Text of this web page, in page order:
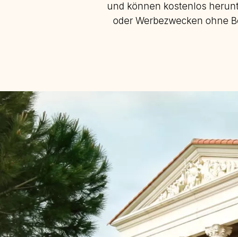
und können kostenlos
oder Werbezwecken ohne